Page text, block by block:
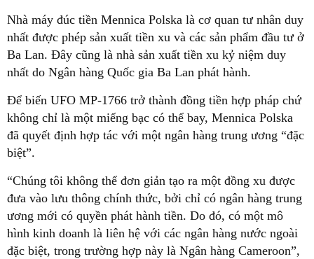
Nhà máy đúc tiền Mennica Polska là cơ quan tư nhân duy
nhất được phép sản xuất tiền xu và các sản phẩm đầu tư ở
Ba Lan. Đây cũng là nhà sản xuất tiền xu kỷ niệm duy
nhất do Ngân hàng Quốc gia Ba Lan phát hành.
Để biến UFO MP-1766 trở thành đồng tiền hợp pháp chứ
không chỉ là một miếng bạc có thể bay, Mennica Polska
đã quyết định hợp tác với một ngân hàng trung ương “đặc
biệt”.
“Chúng tôi không thể đơn giản tạo ra một đồng xu được
đưa vào lưu thông chính thức, bởi chỉ có ngân hàng trung
ương mới có quyền phát hành tiền. Do đó, có một mô
hình kinh doanh là liên hệ với các ngân hàng nước ngoài
đặc biệt, trong trường hợp này là Ngân hàng Cameroon”,